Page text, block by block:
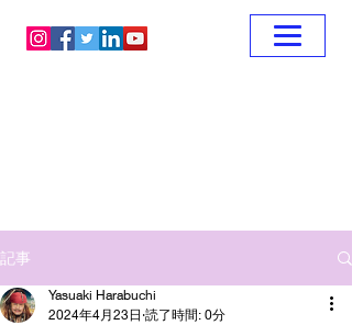
記事
Yasuaki Harabuchi
2024年4月23日 読了時間: 0分